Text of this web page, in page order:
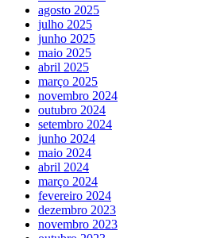
agosto 2025
julho 2025
junho 2025
maio 2025
abril 2025
março 2025
novembro 2024
outubro 2024
setembro 2024
junho 2024
maio 2024
abril 2024
março 2024
fevereiro 2024
dezembro 2023
novembro 2023